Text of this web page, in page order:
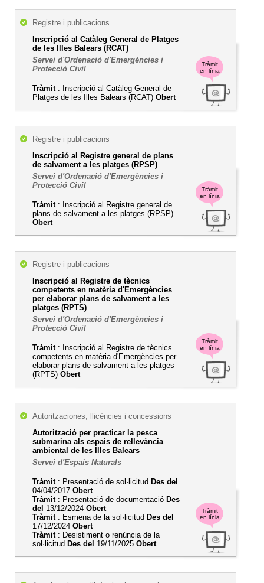
Tràmit
en línia
Registre i publicacions
Inscripció al Catàleg General de Platges
de les Illes Balears (RCAT)
Servei d'Ordenació d'Emergències i
Protecció Civil
Tràmit: Inscripció al Catàleg General de
Platges de les Illes Balears (RCAT) Obert
Tràmit
en línia
Registre i publicacions
Inscripció al Registre general de plans
de salvament a les platges (RPSP)
Servei d'Ordenació d'Emergències i
Protecció Civil
Tràmit: Inscripció al Registre general de
plans de salvament a les platges (RPSP)
Obert
Tràmit
en línia
Registre i publicacions
Inscripció al Registre de tècnics
competents en matèria d'Emergències
per elaborar plans de salvament a les
platges (RPTS)
Servei d'Ordenació d'Emergències i
Protecció Civil
Tràmit: Inscripció al Registre de tècnics
competents en matèria d'Emergències per
elaborar plans de salvament a les platges
(RPTS) Obert
Tràmit
en línia
Autoritzaciones, llicències i concessions
Autorització per practicar la pesca
submarina als espais de rellevància
ambiental de les Illes Balears
Servei d'Espais Naturals
Tràmit: Presentació de sol·licitud Des del
04/04/2017 Obert
Tràmit: Presentació de documentació Des
del 13/12/2024 Obert
Tràmit: Esmena de la sol·licitud Des del
17/12/2024 Obert
Tràmit: Desistiment o renúncia de la
sol·licitud Des del 19/11/2025 Obert